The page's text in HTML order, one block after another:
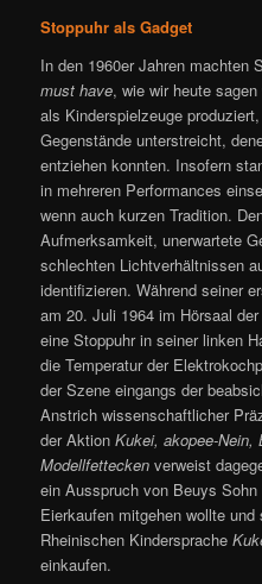
Stoppuhr als Gadget
In den 1960er Jahren machten
must have, wie wir heute
als Kinderspielzeuge
Gegenstände unterstreicht,
entziehen konnten. Insofern
in mehreren Performances
wenn auch kurzen Tradition.
Aufmerksamkeit, unerwartete
schlechten Lichtverhältnissen
identifizieren. Während seiner
am 20. Juli 1964 im Hörsaal
eine Stoppuhr in seiner linken
die Temperatur der
der Szene eingangs der
Anstrich wissenschaftlicher
der AktionKukei, akopee-Nein,
Modellfettecken verweist
ein Ausspruch von Beuys
Eierkaufen mitgehen wollte
Rheinischen Kindersprache
einkaufen.